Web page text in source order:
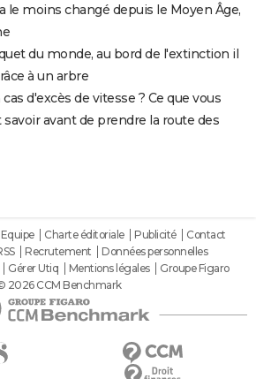
le moins changé depuis le Moyen Âge,
du monde, au bord de l'extinction il
à un arbre
d'excès de vitesse ? Ce que vous
avant de prendre la route des
Equipe Charte éditoriale Publicité
Contact
Recrutement
Données personnelles
Gérer Utiq Mentions légales
Groupe Figaro
2026 CCM Benchmark